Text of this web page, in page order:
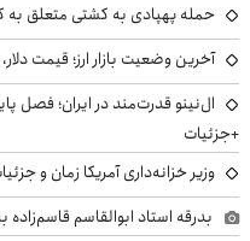
حمله پهپادی به کشتی متعلق به
آخرین وضعیت بازار ارز؛ قیمت دلار، یورو و
ال‌نینو قدرت‌مند در ایران؛ فصل
+جزئیات
وزیر خزانه‌داری آمریکا زمان و
بدرقه استاد ابوالقاسم